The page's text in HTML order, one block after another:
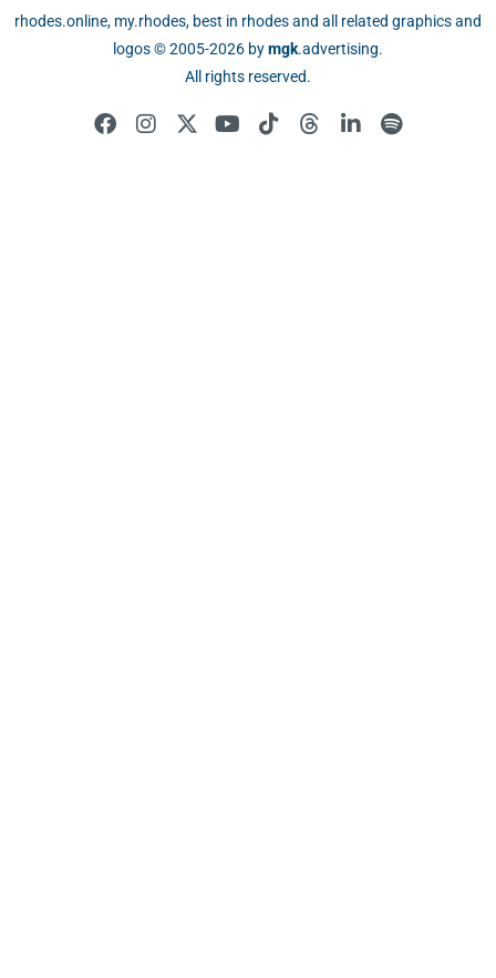
rhodes.online, my.rhodes, best in rhodes and all related graphics and
logos © 2005-2026 bymgk.advertising.
All rights reserved.